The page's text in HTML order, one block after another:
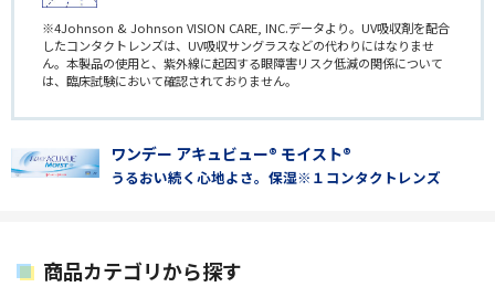
※4Johnson & Johnson VISION CARE, INC.データより。UV吸収剤を配合
したコンタクトレンズは、UV吸収サングラスなどの代わりにはなりませ
ん。本製品の使用と、紫外線に起因する眼障害リスク低減の関係について
は、臨床試験において確認されておりません。
ワンデー アキュビュー® モイスト®
うるおい続く心地よさ。保湿※１コンタクトレンズ
商品カテゴリから探す